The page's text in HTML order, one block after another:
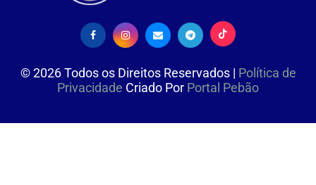
©2026Todos os Direitos Reservados | Política de
Privacidade Criado Por Portal Pebão